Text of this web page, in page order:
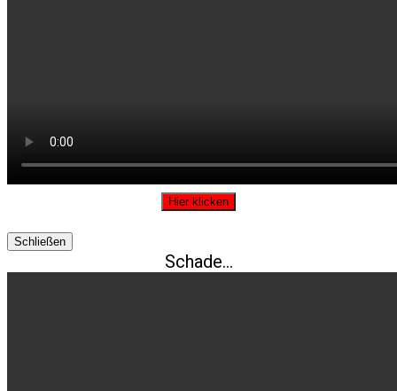
Hier klicken
Schließen
Schade…